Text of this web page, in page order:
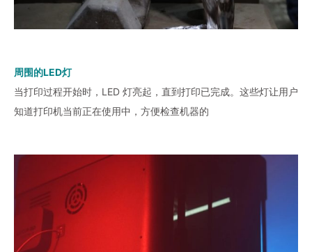
周围的LED灯
当打印过程开始时，LED 灯亮起，直到打印已完成。这些灯让用户
知道打印机当前正在使用中，方便检查机器的